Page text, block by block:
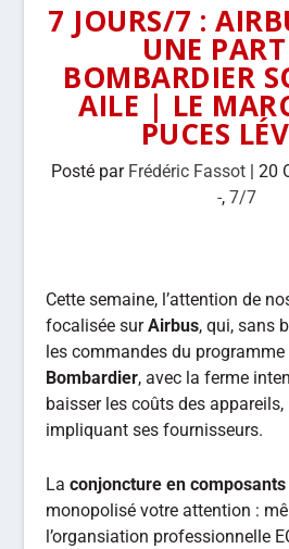
7 JOURS/7 :
UNE
BOMBARDIER
AILE | LE
PUCES
Posté par Frédéric Fassot| 20
-, 7/7
Cette semaine, l’attention de
focalisée surAirbus, qui, sans
les commandes du programme
Bombardier, avec la ferme
baisser les coûts des
impliquant ses fournisseurs.
Laconjoncture en composants
monopolisé votre attention :
l’organsiation professionnelle